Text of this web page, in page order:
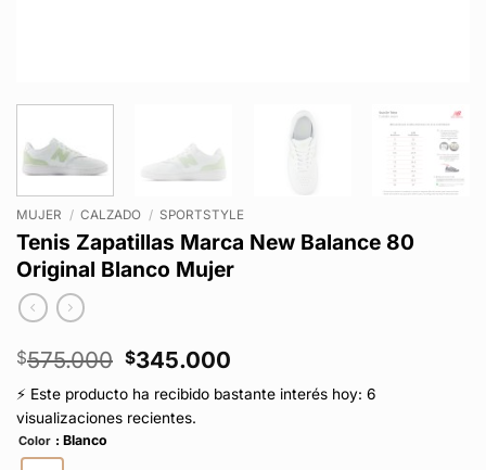
MUJER / CALZADO / SPORTSTYLE
Tenis Zapatillas Marca New Balance 80
Original Blanco Mujer
$575.000 El
precio
original
era:
$345.000
precio
actual
⚡ Este producto ha recibido bastante interés hoy: 6
visualizaciones recientes.
Color : Blanco